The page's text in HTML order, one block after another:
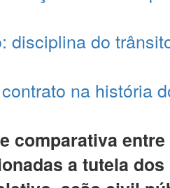
disciplina do
na história
comparativa
a tutela